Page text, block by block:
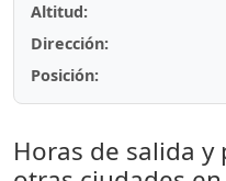
Altitud:
Dirección:
Posición:
Horas de salida y